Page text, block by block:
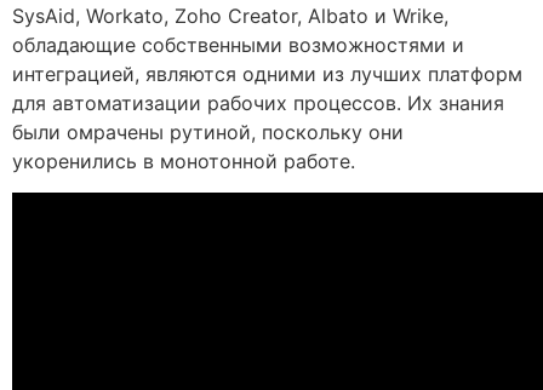
SysAid, Workato, Zoho Creator, Albato и Wrike,
обладающие собственными возможностями и
интеграцией, являются одними из лучших платформ
для автоматизации рабочих процессов. Их знания
были омрачены рутиной, поскольку они
укоренились в монотонной работе.